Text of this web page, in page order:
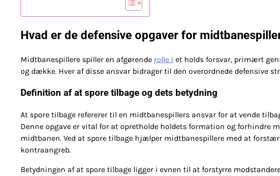
Hvad er de defensive opgaver for
Midtbanespillere spiller en afgørende rolle i et holds forsvar, primært
og dække. Hver af disse ansvar bidrager til den overordnede defensive
Definition af at spore tilbage og dets betydning
At spore tilbage refererer til en midtbanespillers ansvar for at vende
Denne opgave er vital for at opretholde holdets formation og forhindre
midtbanen. Ved at spore tilbage hjælper midtbanespillere med at
kontraangreb.
Betydningen af at spore tilbage ligger i evnen til at forstyrre